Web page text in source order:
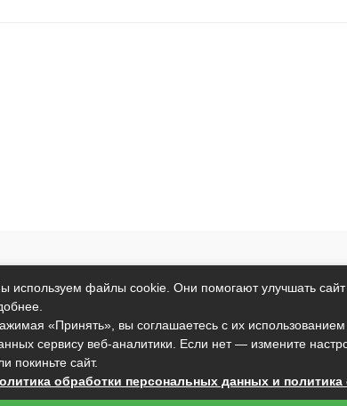
исключительно информационный характер и
определяемой положениями пункта 2 статьи 437
условия могут быть изменены без
свое согласие на использование
вы не согласны с тем, чтобы мы использовали данный
установить настройки вашего браузера или не
используем файлы cookie. Они помогают улучшать сайт
«Принять», вы соглашаетесь с их
сервису веб-аналитики. Если нет — измените
покиньте сайт.
обработки персональных данных и политика